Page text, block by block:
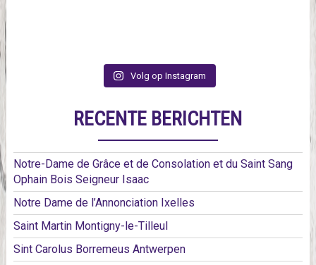
Volg op Instagram
RECENTE BERICHTEN
Notre-Dame de Grâce et de Consolation et du Saint Sang
Ophain Bois Seigneur Isaac
Notre Dame de l’Annonciation Ixelles
Saint Martin Montigny-le-Tilleul
Sint Carolus Borremeus Antwerpen